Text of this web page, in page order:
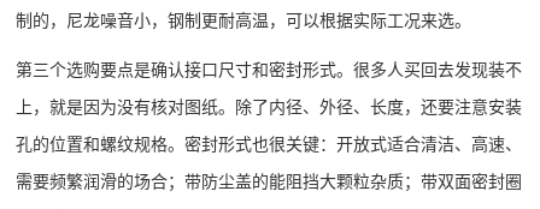
制的，尼龙噪音小，钢制更耐高温，可以根据实际工况来选。
第三个选购要点是确认接口尺寸和密封形式。很多人买回去发现装不
上，就是因为没有核对图纸。除了内径、外径、长度，还要注意安装
孔的位置和螺纹规格。密封形式也很关键：开放式适合清洁、高速、
需要频繁润滑的场合；带防尘盖的能阻挡大颗粒杂质；带双面密封圈